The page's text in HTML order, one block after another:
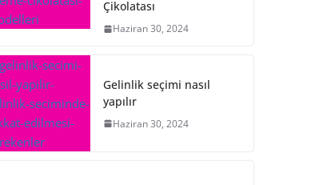
Çikolatası
Haziran 30, 2024
Gelinlik seçimi nasıl
yapılır
Haziran 30, 2024